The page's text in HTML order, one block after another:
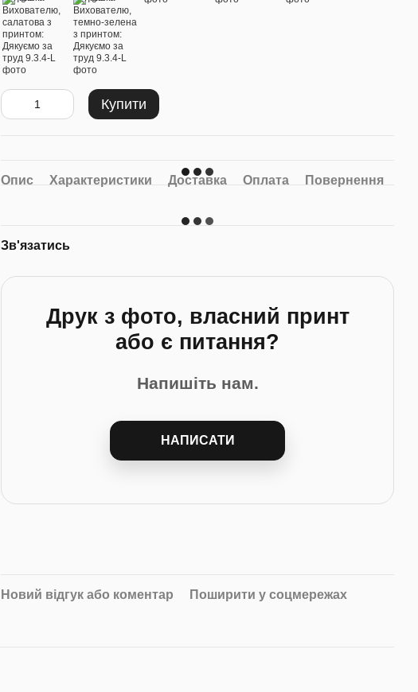
Купити
Опис Характеристики Доставка Оплата Повернення
Зв'язатись
Друк з фото, власний принт
або є питання?
Напишіть нам.
НАПИСАТИ
Новий відгук або коментар Поширити у соцмережах